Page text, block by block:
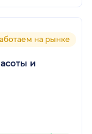
на рынке
и